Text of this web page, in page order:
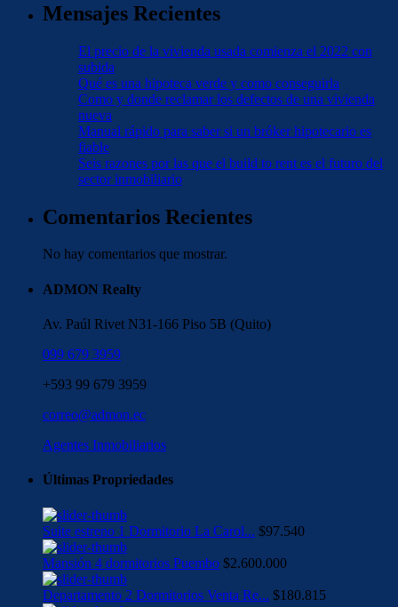
Mensajes Recientes
El precio de la vivienda usada comienza el 2022 con
subida
Qué es una hipoteca verde y como conseguirla
Como y donde reclamar los defectos de una vivienda
nueva
Manual rápido para saber si un bróker hipotecario es
fiable
Seis razones por las que el build to rent es el futuro del
sector inmobiliario
Comentarios Recientes
No hay comentarios que mostrar.
ADMON Realty
Av. Paúl Rivet N31-166 Piso 5B (Quito)
099 679 3959
+593 99 679 3959
correo@admon.ec
Agentes Inmobiliarios
Últimas Propriedades
Suite estreno 1 Dormitorio La Carol... $97.540
Mansión 4 dormitorios Puembo $2.600.000
Departamento 2 Dormitorios Venta Re... $180.815